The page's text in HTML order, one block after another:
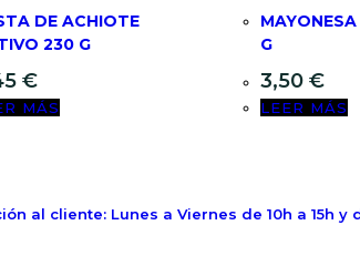
DE ACHIOTE
230 G
€
MÁS
G
3,50 €
LEER MÁS
al cliente: Lunes a Viernes de 10h a 15h y